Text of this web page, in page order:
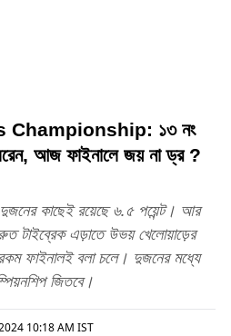
Championship: ১৩ নং
আজ ফাইনালে জয় না ড্র ?
কাছেই রয়েছে ৬.৫ পয়েন্ট। আর
টাইব্রেক এড়াতে উভয় খেলোয়াড়ের
ফাইনালই বলা চলে। দুজনের মধ্যে
জিতবে।
10:18 AM IST